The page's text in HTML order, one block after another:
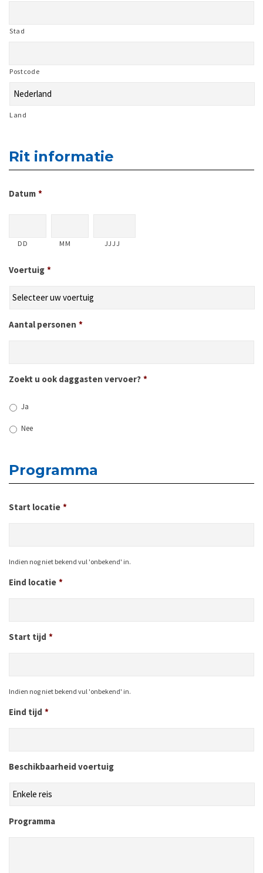
Stad
Postcode
Land
Rit informatie
Datum *
DD MM JJJJ
Voertuig *
Aantal personen *
Zoekt u ook daggasten vervoer? *
Ja
Nee
Programma
Start locatie *
Indien nog niet bekend vul 'onbekend' in.
Eind locatie *
Start tijd *
Indien nog niet bekend vul 'onbekend' in.
Eind tijd *
Beschikbaarheid voertuig
Programma